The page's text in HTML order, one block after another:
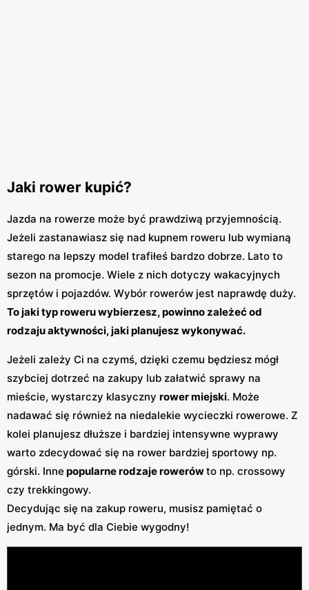
Jaki rower kupić?
Jazda na rowerze może być prawdziwą przyjemnością.
Jeżeli zastanawiasz się nad kupnem roweru lub wymianą
starego na lepszy model trafiłeś bardzo dobrze. Lato to
sezon na promocje. Wiele z nich dotyczy wakacyjnych
sprzętów i pojazdów. Wybór rowerów jest naprawdę duży.
To jaki typ roweru wybierzesz, powinno zależeć od
rodzaju aktywności, jaki planujesz wykonywać.
Jeżeli zależy Ci na czymś, dzięki czemu będziesz mógł
szybciej dotrzeć na zakupy lub załatwić sprawy na
mieście, wystarczy klasyczny rower miejski. Może
nadawać się również na niedalekie wycieczki rowerowe. Z
kolei planujesz dłuższe i bardziej intensywne wyprawy
warto zdecydować się na rower bardziej sportowy np.
górski. Inne popularne rodzaje rowerówto np. crossowy
czy trekkingowy.
Decydując się na zakup roweru, musisz pamiętać o
jednym. Ma być dla Ciebie wygodny!